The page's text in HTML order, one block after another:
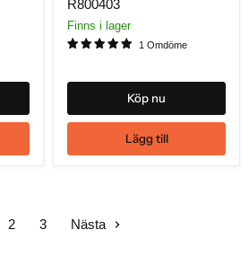
R800403
Finns i lager
1 Omdöme
Köp nu
Lägg till
2 3 Nästa